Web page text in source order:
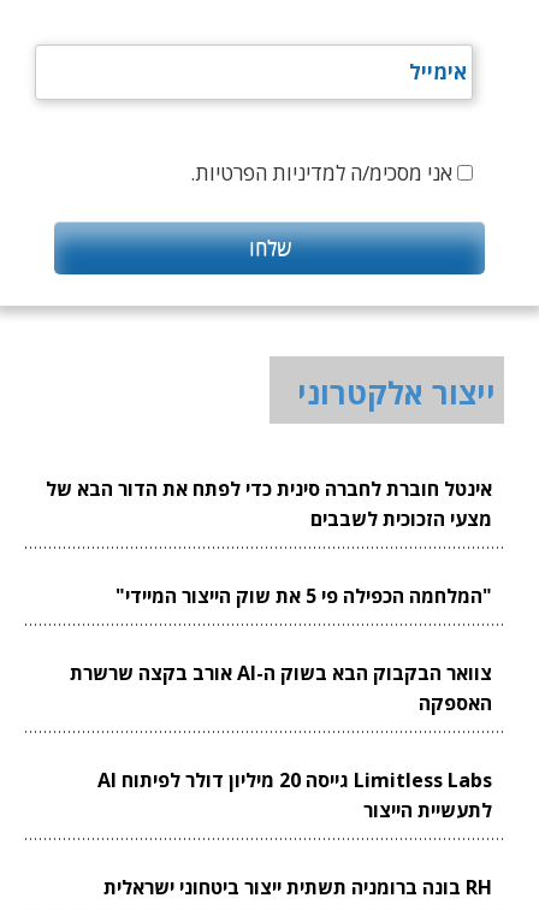
אני מסכימ/ה למדיניות הפרטיות.
ייצור אלקטרוני
אינטל חוברת לחברה סינית כדי לפתח את הדור הבא של
מצעי הזכוכית לשבבים
"המלחמה הכפילה פי 5 את שוק הייצור המיידי"
צוואר הבקבוק הבא בשוק ה-AI אורב בקצה שרשרת
האספקה
Limitless Labs גייסה 20 מיליון דולר לפיתוח AI
לתעשיית הייצור
RH בונה ברומניה תשתית ייצור ביטחוני ישראלית